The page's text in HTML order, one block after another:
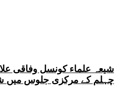
شیعہ علماء کونسل وفاقی
چہلم کے مرکزی جلوس میں